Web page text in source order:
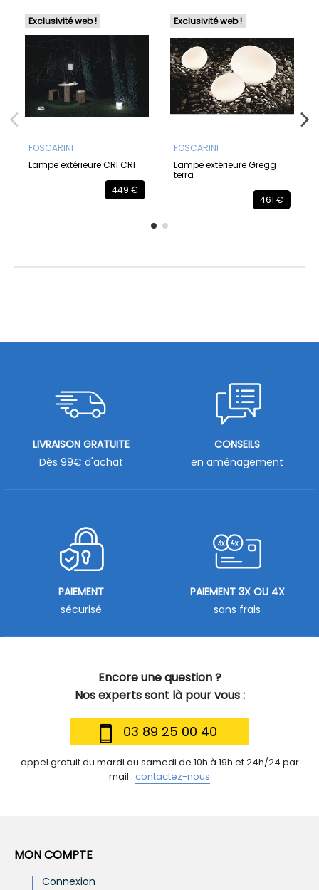
Exclusivité web !
FOSCARINI
Lampe extérieure CRI CRI
449 €
Exclusivité web !
FOSCARINI
Lampe extérieure Gregg
terra
461 €
Encore une question ?
Nos experts sont là pour vous :
03 89 25 00 40
appel gratuit du mardi au samedi de 10h à 19h et 24h/24 par
mail : contactez-nous
LIVRAISON GRATUITE
Dès 99€ d'achat
CONSEILS
en aménagement
PAIEMENT
sécurisé
PAIEMENT 3X OU 4X
sans frais
MON COMPTE
Connexion